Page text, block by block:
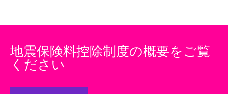
地震保険料控除制度の概要をご覧
ください